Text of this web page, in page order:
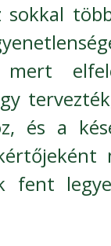
sokkal
és a
fent